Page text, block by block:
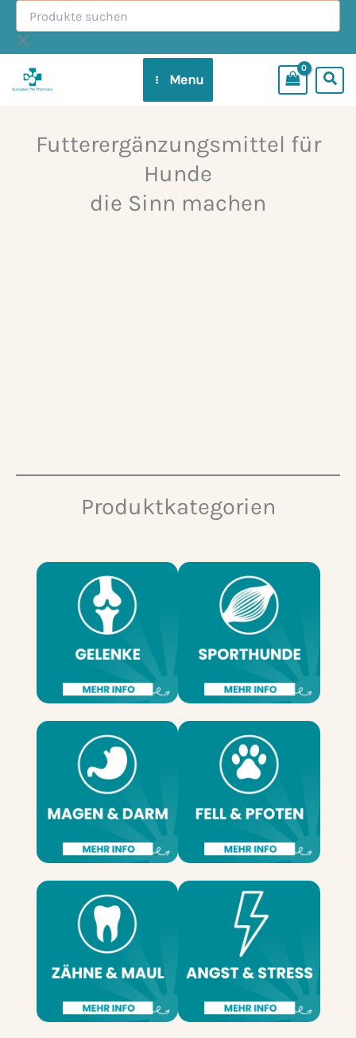
Inhalt
springen
Produkte
suchen
Menu
Futterergänzungsmittel für
Hunde
die Sinn machen
Produktkategorien